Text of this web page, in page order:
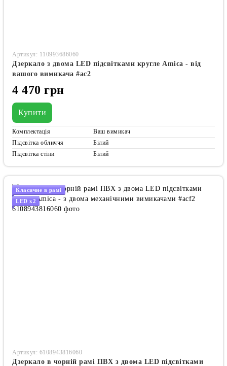
Артикул: 110993686060
Дзеркало з двома LED підсвітками кругле Amica - від
вашого вимикача #ac2
4 470 грн
Купити
Комплектація
Ваш вимикач
Підсвітка обличчя
Білий
Підсвітка стіни
Білий
Класичне в рамі
LED x2
Артикул: 6108943816060
Дзеркало в чорній рамі ПВХ з двома LED підсвітками